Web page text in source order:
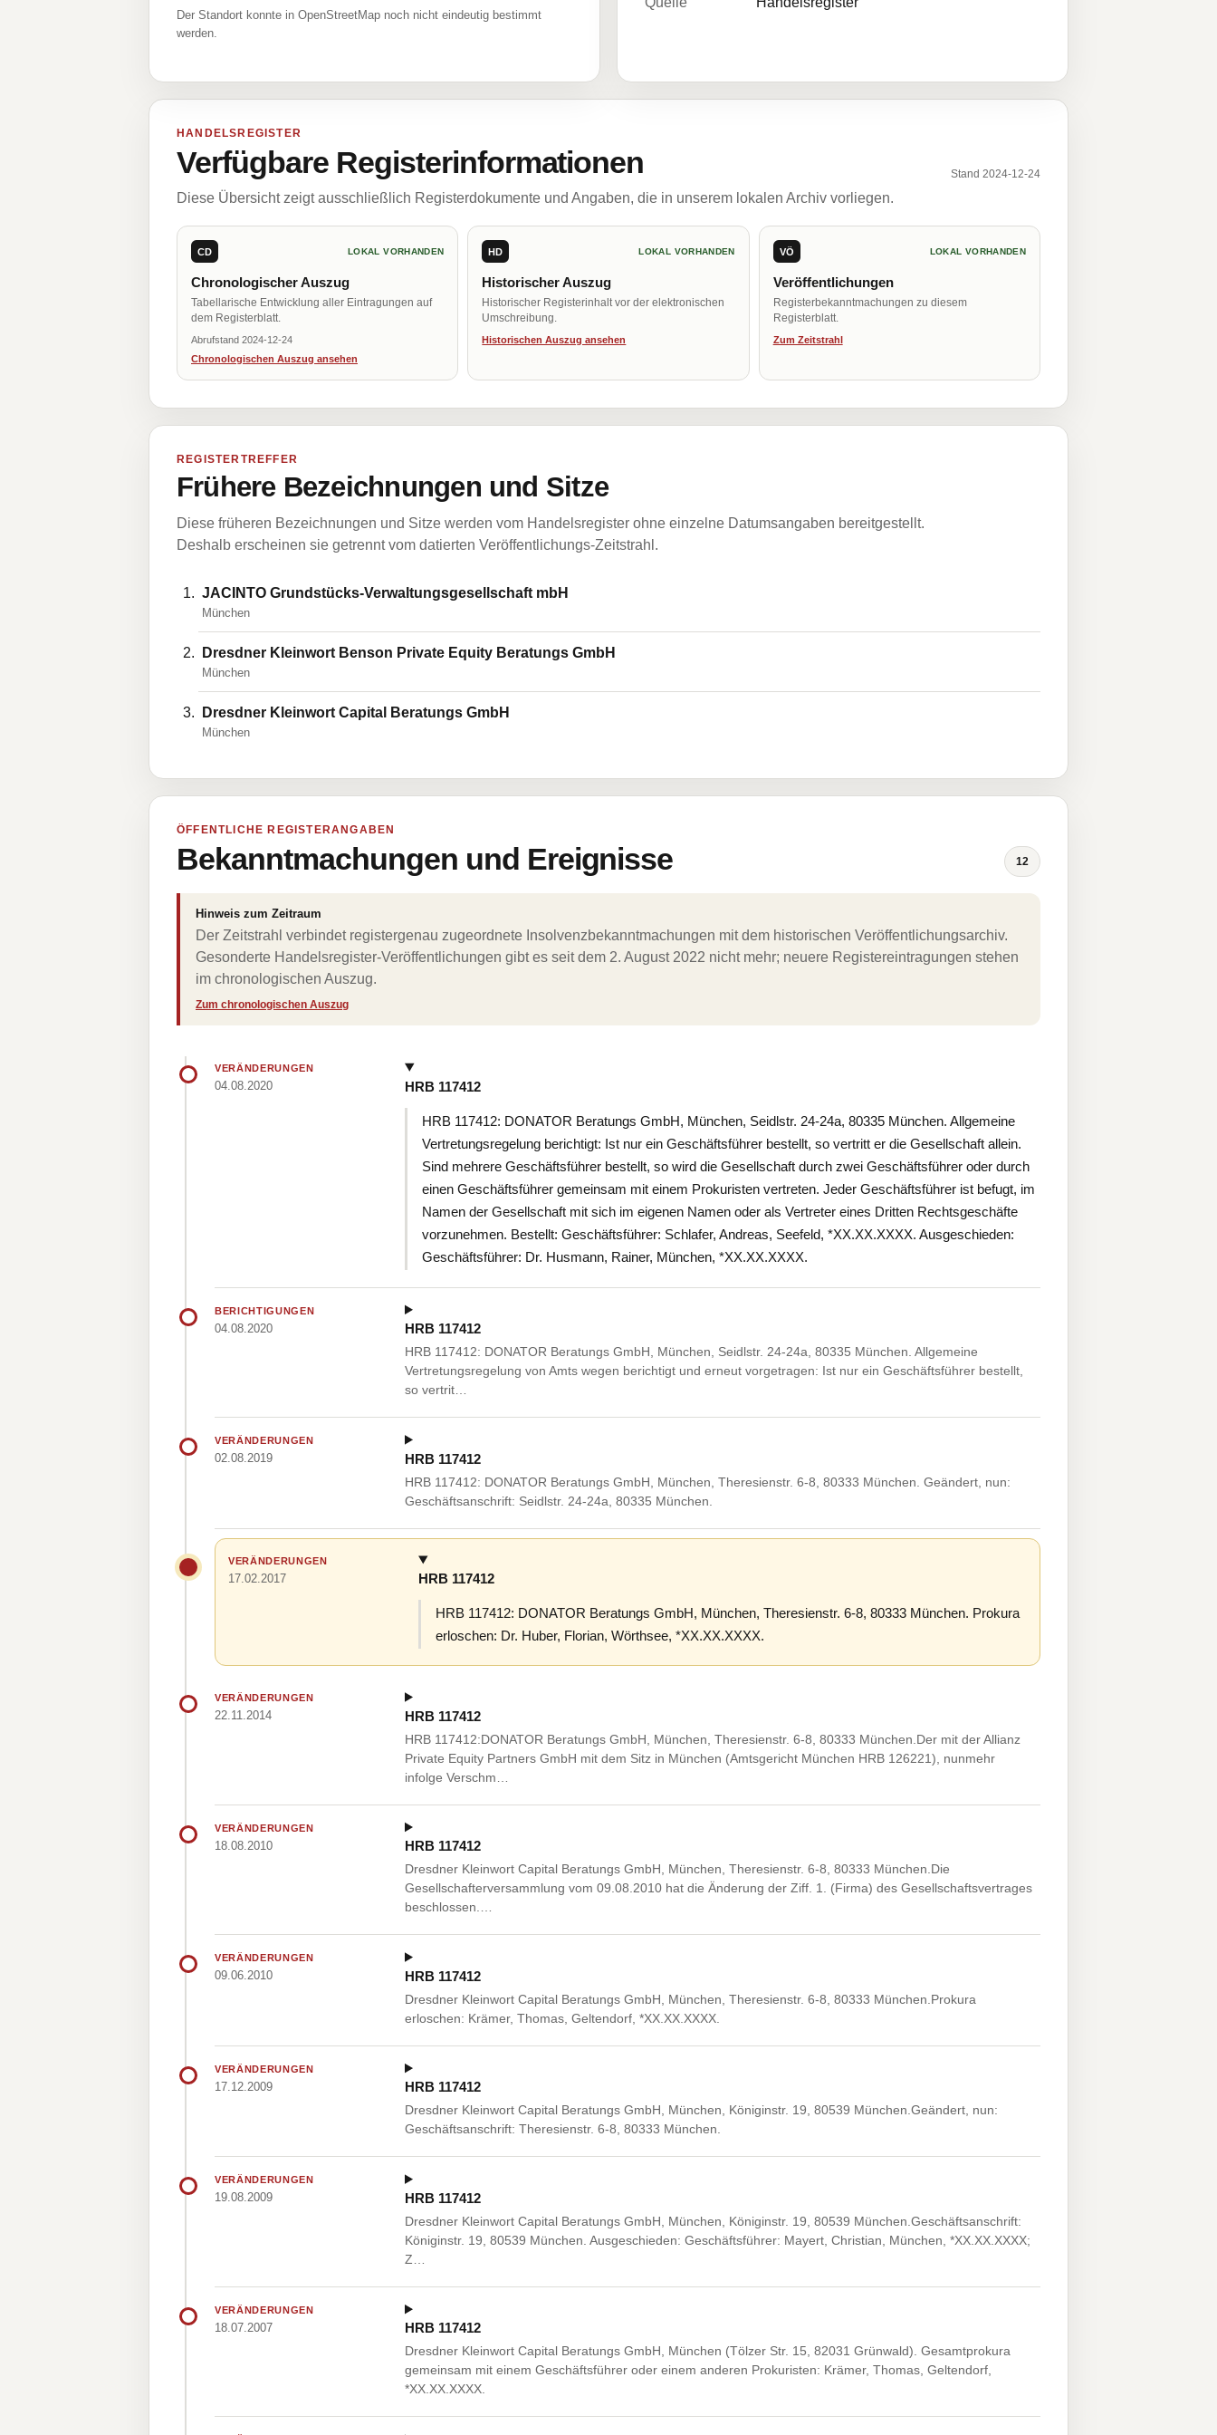
Der Standort konnte in OpenStreetMap noch nicht eindeutig bestimmt
werden.
HANDELSREGISTER
Verfügbare Registerinformationen Stand 2024-12-24
Diese Übersicht zeigt ausschließlich Registerdokumente und Angaben, die in unserem lokalen Archiv vorliegen.
CD LOKAL VORHANDEN
Chronologischer Auszug
Tabellarische Entwicklung aller Eintragungen auf
dem Registerblatt.
Abrufstand 2024-12-24
Chronologischen Auszug ansehen
HD LOKAL VORHANDEN
Historischer Auszug
Historischer Registerinhalt vor der elektronischen
Umschreibung.
Historischen Auszug ansehen
VÖ LOKAL VORHANDEN
Veröffentlichungen
Registerbekanntmachungen zu diesem
Registerblatt.
Zum Zeitstrahl
REGISTERTREFFER
Frühere Bezeichnungen und Sitze
Diese früheren Bezeichnungen und Sitze werden vom Handelsregister ohne einzelne Datumsangaben bereitgestellt.
Deshalb erscheinen sie getrennt vom datierten Veröffentlichungs-Zeitstrahl.
JACINTO Grundstücks-Verwaltungsgesellschaft mbH
München
Dresdner Kleinwort Benson Private Equity Beratungs GmbH
München
Dresdner Kleinwort Capital Beratungs GmbH
München
ÖFFENTLICHE REGISTERANGABEN
Bekanntmachungen und Ereignisse 12
Hinweis zum Zeitraum
Der Zeitstrahl verbindet registergenau zugeordnete Insolvenzbekanntmachungen mit dem historischen Veröffentlichungsarchiv.
Gesonderte Handelsregister-Veröffentlichungen gibt es seit dem 2. August 2022 nicht mehr; neuere Registereintragungen stehen
im chronologischen Auszug.
Zum chronologischen Auszug
VERÄNDERUNGEN
04.08.2020 HRB 117412
HRB 117412: DONATOR Beratungs GmbH, München, Seidlstr. 24-24a, 80335 München. Allgemeine
Vertretungsregelung berichtigt: Ist nur ein Geschäftsführer bestellt, so vertritt er die Gesellschaft allein.
Sind mehrere Geschäftsführer bestellt, so wird die Gesellschaft durch zwei Geschäftsführer oder durch
einen Geschäftsführer gemeinsam mit einem Prokuristen vertreten. Jeder Geschäftsführer ist befugt, im
Namen der Gesellschaft mit sich im eigenen Namen oder als Vertreter eines Dritten Rechtsgeschäfte
vorzunehmen. Bestellt: Geschäftsführer: Schlafer, Andreas, Seefeld, *XX.XX.XXXX. Ausgeschieden:
Geschäftsführer: Dr. Husmann, Rainer, München, *XX.XX.XXXX.
BERICHTIGUNGEN
04.08.2020 HRB 117412
HRB 117412: DONATOR Beratungs GmbH, München, Seidlstr. 24-24a, 80335 München. Allgemeine
Vertretungsregelung von Amts wegen berichtigt und erneut vorgetragen: Ist nur ein Geschäftsführer bestellt,
so vertrit…
VERÄNDERUNGEN
02.08.2019 HRB 117412
HRB 117412: DONATOR Beratungs GmbH, München, Theresienstr. 6-8, 80333 München. Geändert, nun:
Geschäftsanschrift: Seidlstr. 24-24a, 80335 München.
VERÄNDERUNGEN
17.02.2017 HRB 117412
HRB 117412: DONATOR Beratungs GmbH, München, Theresienstr. 6-8, 80333 München. Prokura
erloschen: Dr. Huber, Florian, Wörthsee, *XX.XX.XXXX.
VERÄNDERUNGEN
22.11.2014 HRB 117412
HRB 117412:DONATOR Beratungs GmbH, München, Theresienstr. 6-8, 80333 München.Der mit der Allianz
Private Equity Partners GmbH mit dem Sitz in München (Amtsgericht München HRB 126221), nunmehr
infolge Verschm…
VERÄNDERUNGEN
18.08.2010 HRB 117412
Dresdner Kleinwort Capital Beratungs GmbH, München, Theresienstr. 6-8, 80333 München.Die
Gesellschafterversammlung vom 09.08.2010 hat die Änderung der Ziff. 1. (Firma) des Gesellschaftsvertrages
beschlossen.…
VERÄNDERUNGEN
09.06.2010 HRB 117412
Dresdner Kleinwort Capital Beratungs GmbH, München, Theresienstr. 6-8, 80333 München.Prokura
erloschen: Krämer, Thomas, Geltendorf, *XX.XX.XXXX.
VERÄNDERUNGEN
17.12.2009 HRB 117412
Dresdner Kleinwort Capital Beratungs GmbH, München, Königinstr. 19, 80539 München.Geändert, nun:
Geschäftsanschrift: Theresienstr. 6-8, 80333 München.
VERÄNDERUNGEN
19.08.2009 HRB 117412
Dresdner Kleinwort Capital Beratungs GmbH, München, Königinstr. 19, 80539 München.Geschäftsanschrift:
Königinstr. 19, 80539 München. Ausgeschieden: Geschäftsführer: Mayert, Christian, München, *XX.XX.XXXX;
Z…
VERÄNDERUNGEN
18.07.2007 HRB 117412
Dresdner Kleinwort Capital Beratungs GmbH, München (Tölzer Str. 15, 82031 Grünwald). Gesamtprokura
gemeinsam mit einem Geschäftsführer oder einem anderen Prokuristen: Krämer, Thomas, Geltendorf,
*XX.XX.XXXX.